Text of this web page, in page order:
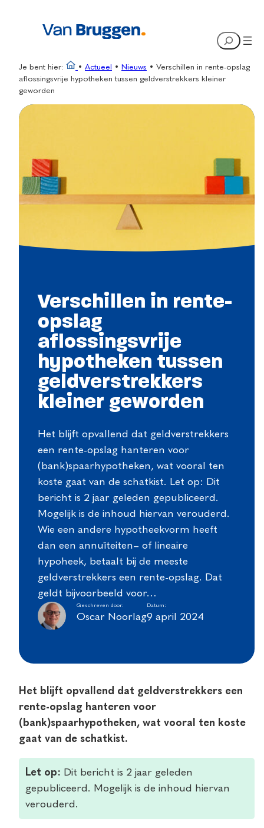
Search
Je bent hier: • Actueel • Nieuws • Verschillen in rente-opslag
aflossingsvrije hypotheken tussen geldverstrekkers kleiner
geworden
Verschillen in rente-
opslag
aflossingsvrije
hypotheken tussen
geldverstrekkers
kleiner geworden
Het blijft opvallend dat geldverstrekkers
een rente-opslag hanteren voor
(bank)spaarhypotheken, wat vooral ten
koste gaat van de schatkist. Let op: Dit
bericht is 2 jaar geleden gepubliceerd.
Mogelijk is de inhoud hiervan verouderd.
Wie een andere hypotheekvorm heeft
dan een annuïteiten– of lineaire
hypoheek, betaalt bij de meeste
geldverstrekkers een rente-opslag. Dat
geldt bijvoorbeeld voor…
Geschreven door:
Oscar Noorlag
Datum:
9 april 2024
Het blijft opvallend dat geldverstrekkers een
rente-opslag hanteren voor
(bank)spaarhypotheken, wat vooral ten koste
gaat van de schatkist.
Let op: Dit bericht is 2 jaar geleden
gepubliceerd. Mogelijk is de inhoud hiervan
verouderd.